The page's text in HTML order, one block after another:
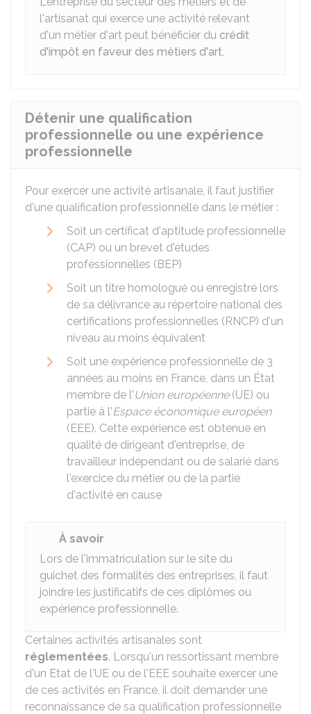
l'artisanat qui exerce une activité relevant
d'un métier d'art peut bénéficier du crédit
d'impôt en faveur des métiers d'art.
Détenir une qualification
professionnelle ou une expérience
professionnelle
Pour exercer une activité artisanale, il faut justifier
d'une qualification professionnelle dans le métier :
Soit un certificat d'aptitude professionnelle
(CAP) ou un brevet d'études
professionnelles (BEP)
Soit un titre homologué ou enregistré lors
de sa délivrance au répertoire national des
certifications professionnelles (RNCP) d'un
niveau au moins équivalent
Soit une expérience professionnelle de 3
années au moins en France, dans un État
membre de l'Union européenne(UE) ou
partie à l'Espace économique européen
(EEE). Cette expérience est obtenue en
qualité de dirigeant d'entreprise, de
travailleur indépendant ou de salarié dans
l'exercice du métier ou de la partie
d'activité en cause
À savoir
Lors de l'immatriculation sur le site du
guichet des formalités des entreprises, il faut
joindre les justificatifs de ces diplômes ou
expérience professionnelle.
Certaines activités artisanales sont
réglementées. Lorsqu'un ressortissant membre
d'un Etat de l'UE ou de l'EEE souhaite exercer une
de ces activités en France, il doit demander une
reconnaissance de sa qualification professionnelle